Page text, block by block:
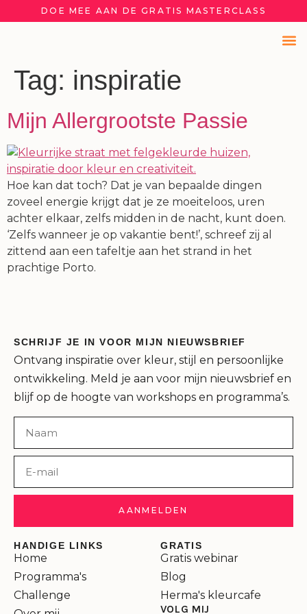
DOE MEE AAN DE GRATIS MASTERCLASS
Tag: inspiratie
Mijn Allergrootste Passie
Hoe kan dat toch? Dat je van bepaalde dingen
zoveel energie krijgt dat je ze moeiteloos, uren
achter elkaar, zelfs midden in de nacht, kunt doen.
‘Zelfs wanneer je op vakantie bent!’, schreef zij al
zittend aan een tafeltje aan het strand in het
prachtige Porto.
HANDIGE LINKS
Home
Programma's
Challenge
GRATIS
Gratis webinar
Blog
Herma's kleurcafe
VOLG MIJ
SCHRIJF JE IN VOOR MIJN NIEUWSBRIEF
Ontvang inspiratie over kleur, stijl en persoonlijke
ontwikkeling. Meld je aan voor mijn nieuwsbrief en
blijf op de hoogte van workshops en programma’s.
AANMELDEN